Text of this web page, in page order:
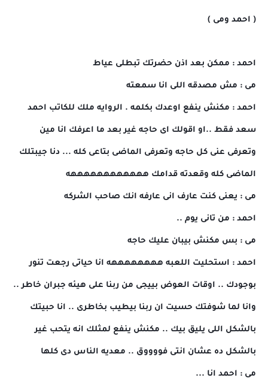
( احمد ومى )
احمد : ممكن بعد اذن حضرتك تبطلى عياط
مى : مش مصدقه اللى انا سمعته
احمد : مكنش ينفع اوعدك بكلمه . الروايه ملك للكاتب احمد
سعد فقط ..او اقولك اى حاجه غير بعد ما اعرفك انا مين
وتعرفى عنى كل حاجه وتعرفى الماضى بتاعى كله ... دنا جيبتلك
الماضى كله وقعدته قدامك ههههههههههههه
مى : يعنى كنت عارف انى عارفه انك صاحب الشركه
احمد : من تانى يوم ..
مى : بس مكنش بيبان عليك حاجه
احمد : استحليت اللعبه ههههههههه انا حياتى رجعت تنور
بوجودك .. اوقات العوض بييجى من ربنا على هيئه جبران خاطر ..
وانا لما شوفتك حسيت ان ربنا بيطيب بخاطرى .. انا حبيتك
بالشكل اللى يليق بيك .. مكنش ينفع لمثلك انه يتحب غير
بالشكل ده عشان انتى فووووق .. معديه الناس دى كلها
مى : احمد انا ...